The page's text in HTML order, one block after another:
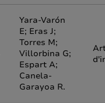
Yara-Varón
E; Eras J;
Torres M;
Villorbina G;
Espart A;
Canela-
Garayoa R.